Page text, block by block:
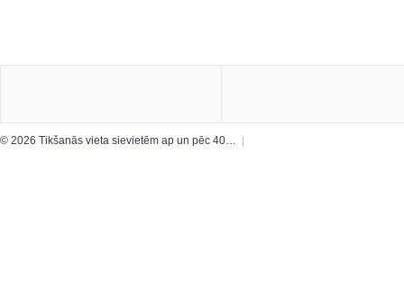
© 2026 Tikšanās vieta sievietēm ap un pēc 40…